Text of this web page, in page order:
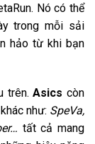
Nó có thể
trong mỗi sải
hảo từ khi bạn
trên.Asics còn
như: SpeVa,
tất cả mang